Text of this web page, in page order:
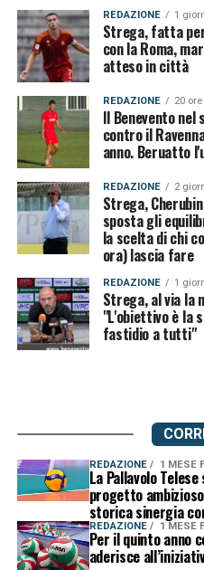
REDAZIONE 1
Strega, fatta
con la Roma,
atteso in città
REDAZIONE 20
Il Benevento nel
contro il
anno. Beruatto
REDAZIONE 2
Strega,
sposta gli
la scelta di chi
ora) lascia fare
REDAZIONE 1
Strega, al via la
"L'obiettivo è la
fastidio a tutti"
REDAZIONE 1 MESE
La Pallavolo
progetto
storica sinergia
REDAZIONE 1 MESE
Per il quinto anno
aderisce